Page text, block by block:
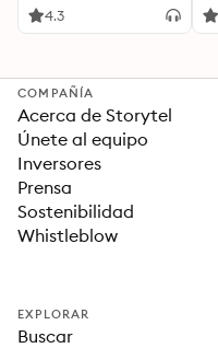
Ideas Revolucionarias
4.3
COMPAÑÍA
Acerca de Storytel
Únete al equipo
Inversores
Prensa
Sostenibilidad
Whistleblow
EXPLORAR
Buscar